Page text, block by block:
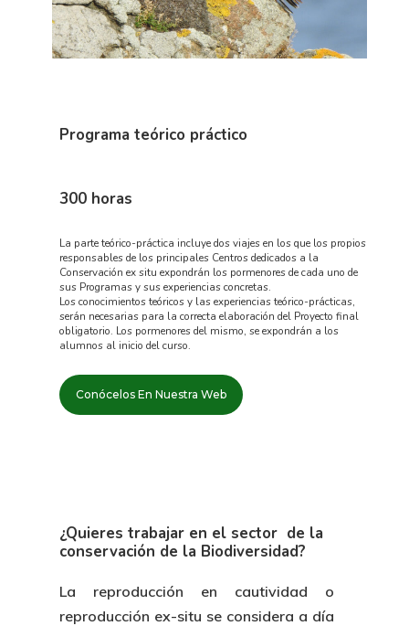
Programa teórico práctico
300 horas
La parte teórico-práctica incluye dos viajes en los que los propios
responsables de los principales Centros dedicados a la
Conservación ex situ expondrán los pormenores de cada uno de
sus Programas y sus experiencias concretas.
Los conocimientos teóricos y las experiencias teórico-prácticas,
serán necesarias para la correcta elaboración del Proyecto final
obligatorio. Los pormenores del mismo, se expondrán a los
alumnos al inicio del curso.
Conócelos En Nuestra Web
¿Quieres trabajar en el sector de la
conservación de la Biodiversidad?
La reproducción en cautividad o
reproducción ex-situ se considera a día